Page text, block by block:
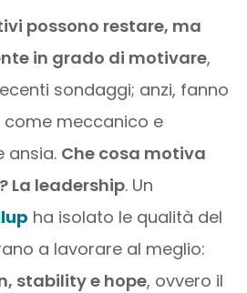
possono restare, ma
in grado di motivare,
sondaggi; anzi, fanno
meccanico e
ansia. Che cosa motiva
La leadership. Un
ha isolato le qualità del
a lavorare al meglio:
stability e hope, ovvero il